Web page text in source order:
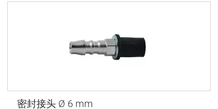
密封接头 Ø 6 mm